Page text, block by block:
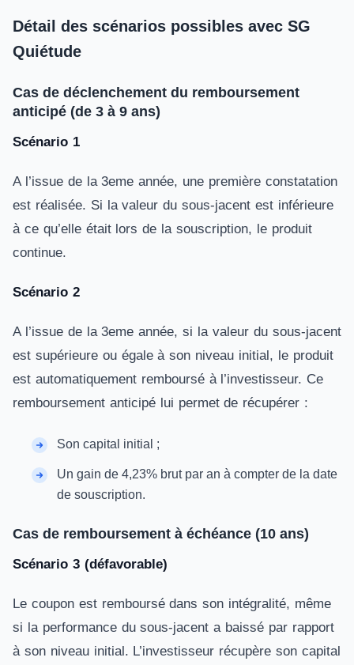
Détail des scénarios possibles avec SG
Quiétude
Cas de déclenchement du remboursement
anticipé (de 3 à 9 ans)
Scénario 1
A l’issue de la 3eme année, une première constatation
est réalisée. Si la valeur du sous-jacent est inférieure
à ce qu’elle était lors de la souscription, le produit
continue.
Scénario 2
A l’issue de la 3eme année, si la valeur du sous-jacent
est supérieure ou égale à son niveau initial, le produit
est automatiquement remboursé à l’investisseur. Ce
remboursement anticipé lui permet de récupérer :
Son capital initial ;
Un gain de 4,23% brut par an à compter de la date
de souscription.
Cas de remboursement à échéance (10 ans)
Scénario 3 (défavorable)
Le coupon est remboursé dans son intégralité, même
si la performance du sous-jacent a baissé par rapport
à son niveau initial. L’investisseur récupère son capital